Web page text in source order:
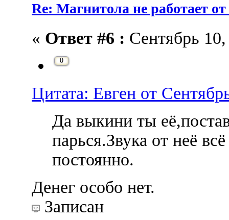
Re: Магнитола не работает
« Ответ #6 : Сентябрь
0
Цитата: Евген от
Да выкини ты
парься.Звука от неё
постоянно.
Денег особо нет.
Записан